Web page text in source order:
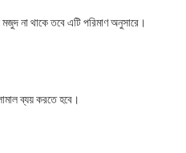
না থাকে তবে এটি পরিমাণ অনুসারে।
ব্যয় করতে হবে।